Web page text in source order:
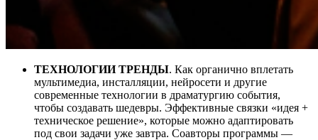
ТЕХНОЛОГИИ ТРЕНДЫ. Как органично вплетать
мультимедиа, инсталляции, нейросети и другие
современные технологии в драматургию события,
чтобы создавать шедевры. Эффективные связки «идея +
техническое решение», которые можно адаптировать
под свои задачи уже завтра. Соавторы программы —